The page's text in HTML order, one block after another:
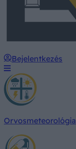
Bejelentkezés
Orvosmeteorológia